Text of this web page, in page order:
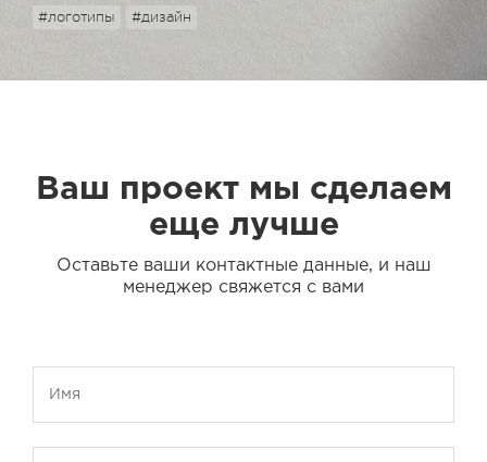
#логотипы #дизайн
Ваш проект мы сделаем
еще лучше
Оставьте ваши контактные данные, и наш
менеджер свяжется с вами
Имя